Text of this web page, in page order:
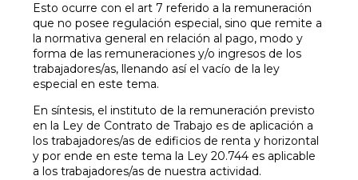
Esto ocurre con el art 7 referido a la remuneración
que no posee regulación especial, sino que remite a
la normativa general en relación al pago, modo y
forma de las remuneraciones y/o ingresos de los
trabajadores/as, llenando así el vacío de la ley
especial en este tema.
En síntesis, el instituto de la remuneración previsto
en la Ley de Contrato de Trabajo es de aplicación a
los trabajadores/as de edificios de renta y horizontal
y por ende en este tema la Ley 20.744 es aplicable
a los trabajadores/as de nuestra actividad.